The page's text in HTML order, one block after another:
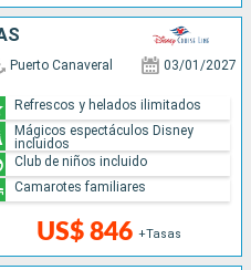
Puerto Canaveral 03/01/2027
US$ 846 +Tasas
Refrescos y helados ilimitados
Mágicos espectáculos Disney
incluidos
Club de niños incluido
Camarotes familiares